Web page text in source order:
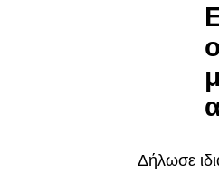
Δήλωσε